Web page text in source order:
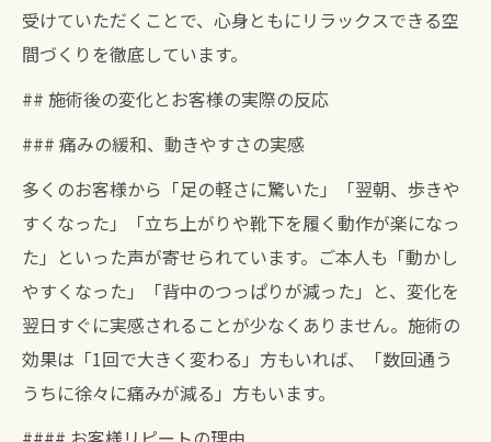
受けていただくことで、心身ともにリラックスできる空
間づくりを徹底しています。
## 施術後の変化とお客様の実際の反応
### 痛みの緩和、動きやすさの実感
多くのお客様から「足の軽さに驚いた」「翌朝、歩きや
すくなった」「立ち上がりや靴下を履く動作が楽になっ
た」といった声が寄せられています。ご本人も「動かし
やすくなった」「背中のつっぱりが減った」と、変化を
翌日すぐに実感されることが少なくありません。施術の
効果は「1回で大きく変わる」方もいれば、「数回通う
うちに徐々に痛みが減る」方もいます。